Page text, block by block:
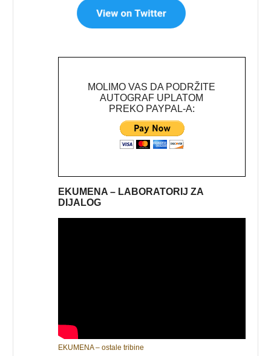
MOLIMO VAS DA PODRŽITE
AUTOGRAF UPLATOM
PREKO PAYPAL-A:
EKUMENA – LABORATORIJ ZA
DIJALOG
EKUMENA – ostale tribine